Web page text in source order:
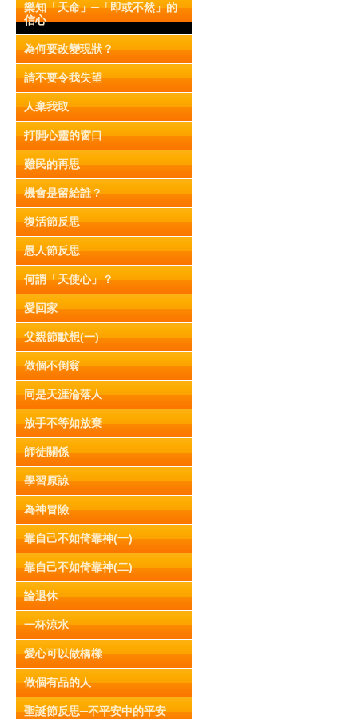
樂知「天命」─「即或不然」的
信心
為何要改變現狀？
請不要令我失望
人棄我取
打開心靈的窗口
難民的再思
機會是留給誰？
復活節反思
愚人節反思
何謂「天使心」？
愛回家
父親節默想(一)
做個不倒翁
同是天涯淪落人
放手不等如放棄
師徒關係
學習原諒
為神冒險
靠自己不如倚靠神(一)
靠自己不如倚靠神(二)
論退休
一杯涼水
愛心可以做橋樑
做個有品的人
聖誕節反思─不平安中的平安